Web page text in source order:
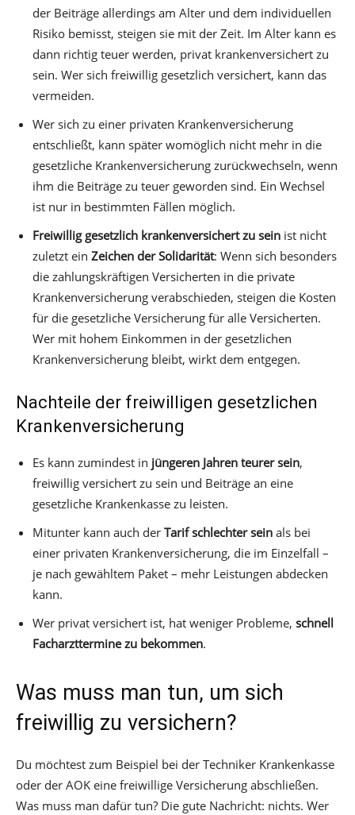
der Beiträge allerdings am Alter und dem individuellen
Risiko bemisst, steigen sie mit der Zeit. Im Alter kann es
dann richtig teuer werden, privat krankenversichert zu
sein. Wer sich freiwillig gesetzlich versichert, kann das
vermeiden.
Wer sich zu einer privaten Krankenversicherung
entschließt, kann später womöglich nicht mehr in die
gesetzliche Krankenversicherung zurückwechseln, wenn
ihm die Beiträge zu teuer geworden sind. Ein Wechsel
ist nur in bestimmten Fällen möglich.
Freiwillig gesetzlich krankenversichert zu sein ist nicht
zuletzt ein Zeichen der Solidarität: Wenn sich besonders
die zahlungskräftigen Versicherten in die private
Krankenversicherung verabschieden, steigen die Kosten
für die gesetzliche Versicherung für alle Versicherten.
Wer mit hohem Einkommen in der gesetzlichen
Krankenversicherung bleibt, wirkt dem entgegen.
Nachteile der freiwilligen gesetzlichen
Krankenversicherung
Es kann zumindest in jüngeren Jahren teurer sein,
freiwillig versichert zu sein und Beiträge an eine
gesetzliche Krankenkasse zu leisten.
Mitunter kann auch der Tarif schlechter sein als bei
einer privaten Krankenversicherung, die im Einzelfall –
je nach gewähltem Paket – mehr Leistungen abdecken
kann.
Wer privat versichert ist, hat weniger Probleme, schnell
Facharzttermine zu bekommen.
Was muss man tun, um sich
freiwillig zu versichern?
Du möchtest zum Beispiel bei der Techniker Krankenkasse
oder der AOK eine freiwillige Versicherung abschließen.
Was muss man dafür tun? Die gute Nachricht: nichts. Wer